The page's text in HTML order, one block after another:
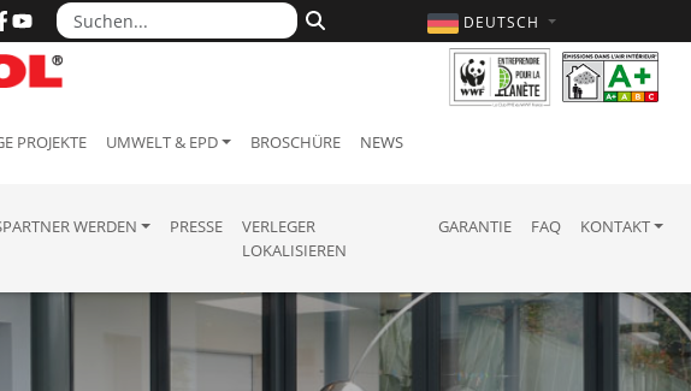
DEUTSCH
PROJEKTE UMWELT & EPD BROSCHÜRE NEWS
WERDEN PRESSE
VERLEGER
LOKALISIEREN
GARANTIE FAQ KONTAKT